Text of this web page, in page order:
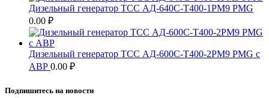
Дизельный генератор ТСС АД-640С-Т400-1РМ9 PMG
0.00 ₽
Дизельный генератор ТСС АД-600С-Т400-2РМ9 PMG c
АВР 0.00 ₽
Подпишитесь на новости